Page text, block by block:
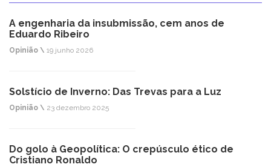
A engenharia da insubmissão, cem anos de
Eduardo Ribeiro
Opinião \ 19 junho 2026
Solstício de Inverno: Das Trevas para a Luz
Opinião \ 23 dezembro 2025
Do golo à Geopolítica: O crepúsculo ético de
Cristiano Ronaldo